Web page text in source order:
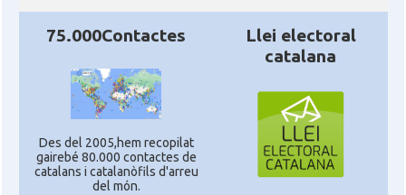
75.000Contactes
Des del 2005,hem recopilat
gairebé 80.000 contactes de
catalans i catalanòfils d'arreu
del món.
Llei electoral
catalana